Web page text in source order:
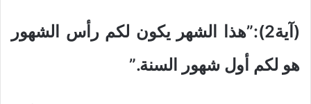
(آية2):”هذا الشهر يكون لكم رأس الشهور
هو لكم أول شهور السنة.”